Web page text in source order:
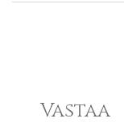
Vastaa